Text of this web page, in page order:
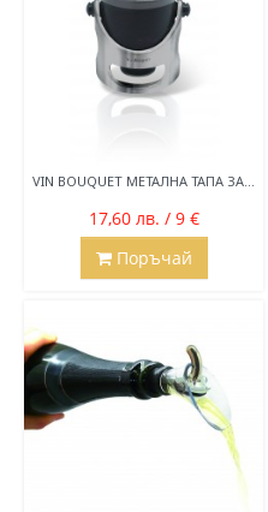
VIN BOUQUET МЕТАЛНА ТАПА ЗА...
17,60 лв. / 9 €
Поръчай